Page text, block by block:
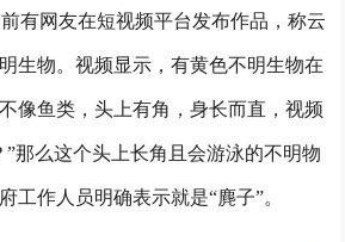
有网友在短视频平台发布作品，称云
生物。视频显示，有黄色不明生物在
像鱼类，头上有角，身长而直，视频
”那么这个头上长角且会游泳的不明物
工作人员明确表示就是“麂子”。